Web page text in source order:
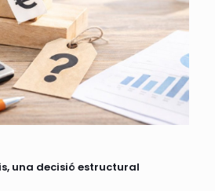
una decisió estructural